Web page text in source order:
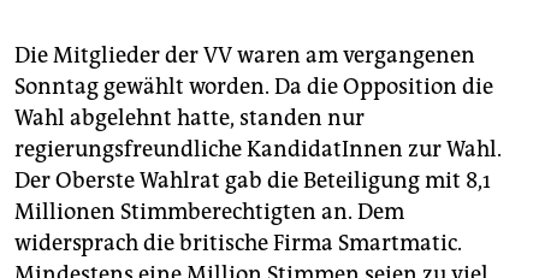
Die Mitglieder der VV waren am vergangenen
Sonntag gewählt worden. Da die Opposition die
Wahl abgelehnt hatte, standen nur
regierungsfreundliche KandidatInnen zur Wahl.
Der Oberste Wahlrat gab die Beteiligung mit 8,1
Millionen Stimmberechtigten an. Dem
widersprach die britische Firma Smartmatic.